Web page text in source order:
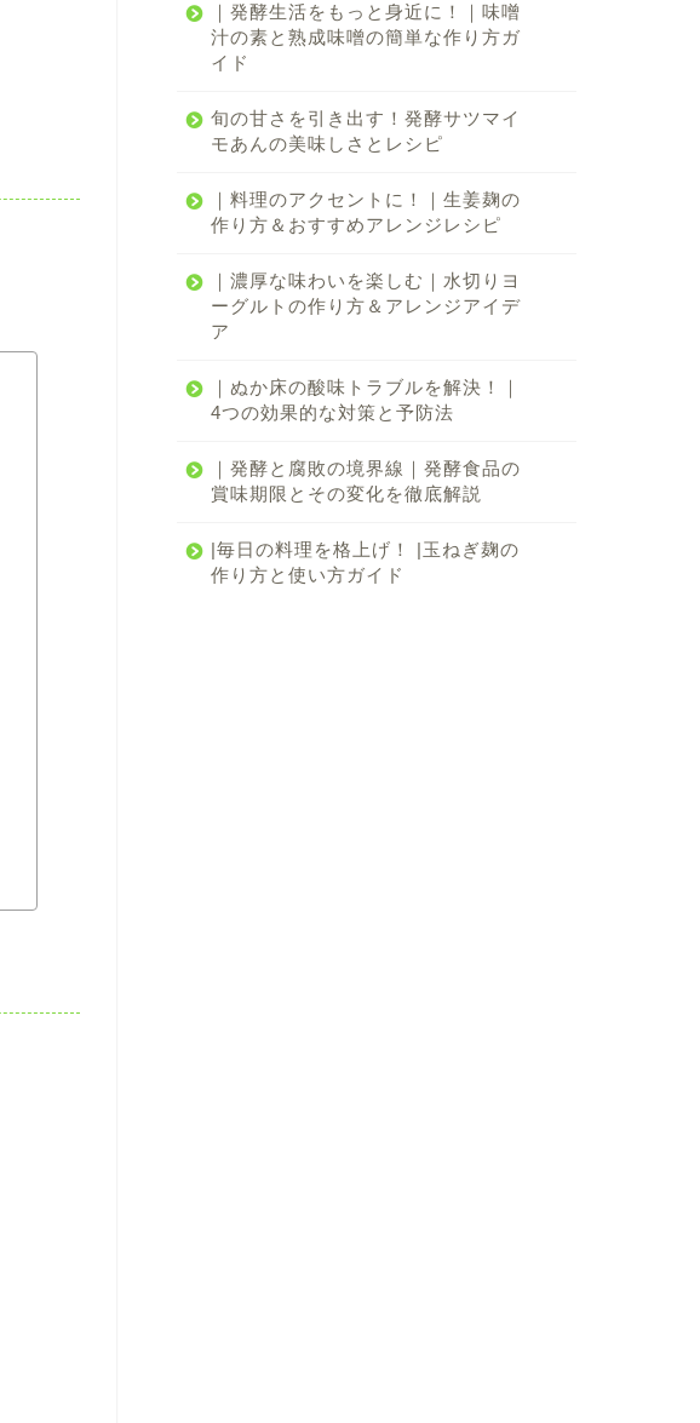
｜発酵生活をもっと身近に！｜味噌
汁の素と熟成味噌の簡単な作り方ガ
イド
旬の甘さを引き出す！発酵サツマイ
モあんの美味しさとレシピ
｜料理のアクセントに！｜生姜麹の
作り方＆おすすめアレンジレシピ
｜濃厚な味わいを楽しむ｜水切りヨ
ーグルトの作り方＆アレンジアイデ
ア
｜ぬか床の酸味トラブルを解決！｜
4つの効果的な対策と予防法
｜発酵と腐敗の境界線｜発酵食品の
賞味期限とその変化を徹底解説
|毎日の料理を格上げ！ |玉ねぎ麹の
作り方と使い方ガイド